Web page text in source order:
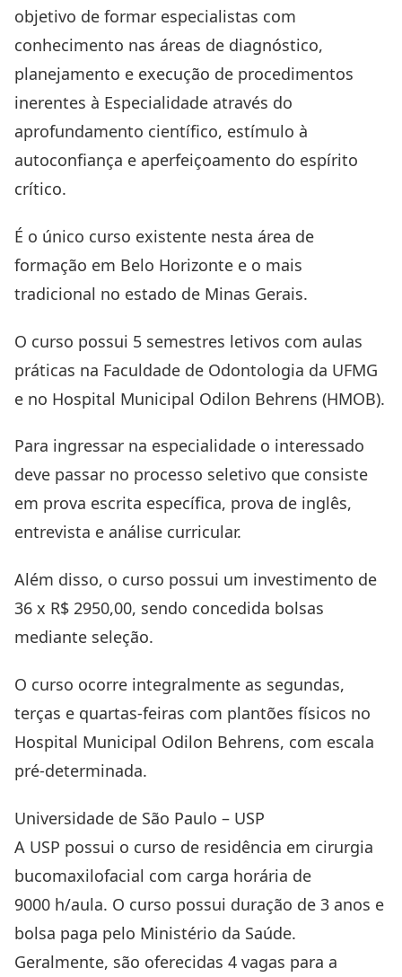
objetivo de formar especialistas com
conhecimento nas áreas de diagnóstico,
planejamento e execução de procedimentos
inerentes à Especialidade através do
aprofundamento científico, estímulo à
autoconfiança e aperfeiçoamento do espírito
crítico.
É o único curso existente nesta área de
formação em Belo Horizonte e o mais
tradicional no estado de Minas Gerais.
O curso possui 5 semestres letivos com aulas
práticas na Faculdade de Odontologia da UFMG
e no Hospital Municipal Odilon Behrens (HMOB).
Para ingressar na especialidade o interessado
deve passar no processo seletivo que consiste
em prova escrita específica, prova de inglês,
entrevista e análise curricular.
Além disso, o curso possui um investimento de
36 x R$ 2950,00, sendo concedida bolsas
mediante seleção.
O curso ocorre integralmente as segundas,
terças e quartas-feiras com plantões físicos no
Hospital Municipal Odilon Behrens, com escala
pré-determinada.
Universidade de São Paulo – USP
A USP possui o curso de residência em cirurgia
bucomaxilofacial com carga horária de
9000 h/aula. O curso possui duração de 3 anos e
bolsa paga pelo Ministério da Saúde.
Geralmente, são oferecidas 4 vagas para a